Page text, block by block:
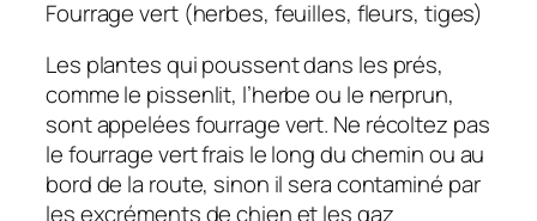
Fourrage vert (herbes, feuilles, fleurs, tiges)
Les plantes qui poussent dans les prés,
comme le pissenlit, l’herbe ou le nerprun,
sont appelées fourrage vert. Ne récoltez pas
le fourrage vert frais le long du chemin ou au
bord de la route, sinon il sera contaminé par
les excréments de chien et les gaz